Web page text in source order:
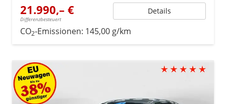
21.990,– €
Differenzbesteuert
Details
CO2-Emissionen: 145,00 g/km